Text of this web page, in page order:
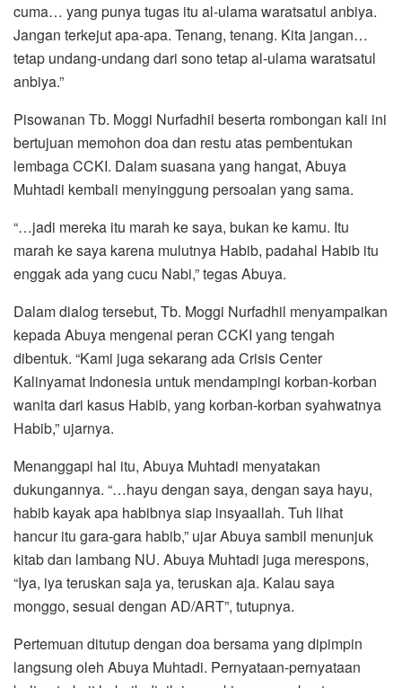
cuma… yang punya tugas itu al-ulama waratsatul anbiya.
Jangan terkejut apa-apa. Tenang, tenang. Kita jangan…
tetap undang-undang dari sono tetap al-ulama waratsatul
anbiya.”
Pisowanan Tb. Moggi Nurfadhil beserta rombongan kali ini
bertujuan memohon doa dan restu atas pembentukan
lembaga CCKI. Dalam suasana yang hangat, Abuya
Muhtadi kembali menyinggung persoalan yang sama.
“…jadi mereka itu marah ke saya, bukan ke kamu. Itu
marah ke saya karena mulutnya Habib, padahal Habib itu
enggak ada yang cucu Nabi,” tegas Abuya.
Dalam dialog tersebut, Tb. Moggi Nurfadhil menyampaikan
kepada Abuya mengenai peran CCKI yang tengah
dibentuk. “Kami juga sekarang ada Crisis Center
Kalinyamat Indonesia untuk mendampingi korban-korban
wanita dari kasus Habib, yang korban-korban syahwatnya
Habib,” ujarnya.
Menanggapi hal itu, Abuya Muhtadi menyatakan
dukungannya. “…hayu dengan saya, dengan saya hayu,
habib kayak apa habibnya siap insyaallah. Tuh lihat
hancur itu gara-gara habib,” ujar Abuya sambil menunjuk
kitab dan lambang NU. Abuya Muhtadi juga merespons,
“Iya, iya teruskan saja ya, teruskan aja. Kalau saya
monggo, sesuai dengan AD/ART”, tutupnya.
Pertemuan ditutup dengan doa bersama yang dipimpin
langsung oleh Abuya Muhtadi. Pernyataan-pernyataan